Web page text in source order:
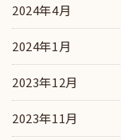
2024年4月
2024年1月
2023年12月
2023年11月